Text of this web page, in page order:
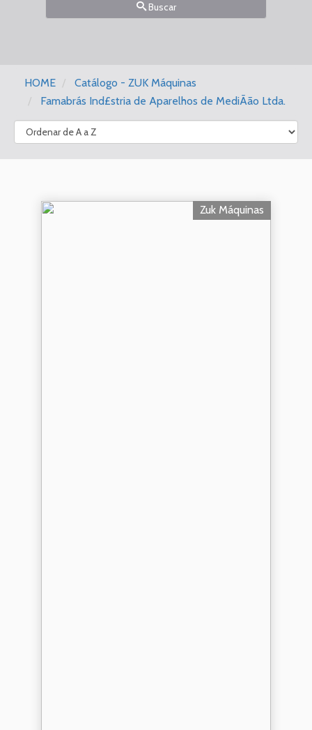
Buscar
HOME
Catálogo - ZUK Máquinas
Famabrás Ind£stria de Aparelhos de MediÃão Ltda.
Zuk Máquinas